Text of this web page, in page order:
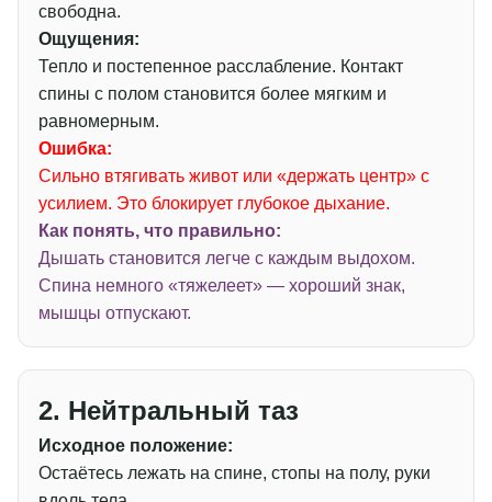
свободна.
Ощущения:
Тепло и постепенное расслабление. Контакт
спины с полом становится более мягким и
равномерным.
Ошибка:
Сильно втягивать живот или «держать центр» с
усилием. Это блокирует глубокое дыхание.
Как понять, что правильно:
Дышать становится легче с каждым выдохом.
Спина немного «тяжелеет» — хороший знак,
мышцы отпускают.
2. Нейтральный таз
Исходное положение:
Остаётесь лежать на спине, стопы на полу, руки